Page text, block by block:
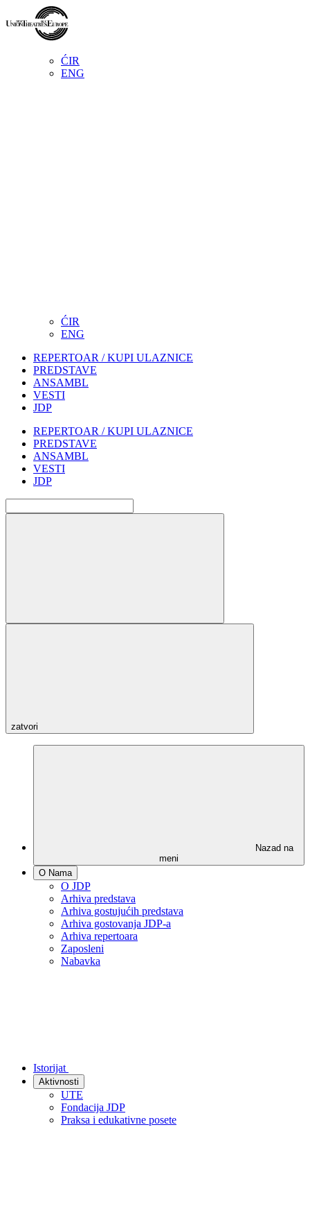
ĆIR
ENG
ĆIR
ENG
REPERTOAR / KUPI ULAZNICE
PREDSTAVE
ANSAMBL
VESTI
JDP
REPERTOAR / KUPI ULAZNICE
PREDSTAVE
ANSAMBL
VESTI
JDP
zatvori
Nazad na
meni
O Nama
O JDP
Arhiva predstava
Arhiva gostujućih predstava
Arhiva gostovanja JDP-a
Arhiva repertoara
Zaposleni
Nabavka
Istorijat
Aktivnosti
UTE
Fondacija JDP
Praksa i edukativne posete